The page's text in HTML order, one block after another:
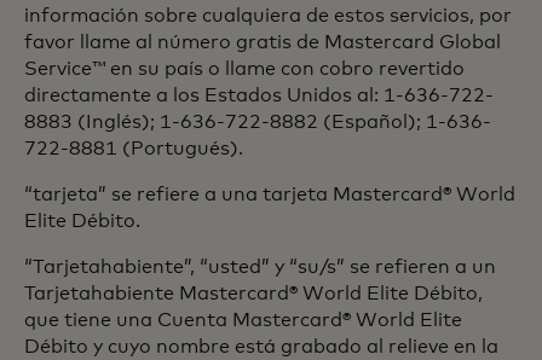
información sobre cualquiera de estos servicios, por
favor llame al número gratis de Mastercard Global
Service™ en su país o llame con cobro revertido
directamente a los Estados Unidos al: 1-636-722-
8883 (Inglés); 1-636-722-8882 (Español); 1-636-
722-8881 (Portugués).
“tarjeta” se refiere a una tarjeta Mastercard® World
Elite Débito.
“Tarjetahabiente”, “usted” y “su/s” se refieren a un
Tarjetahabiente Mastercard® World Elite Débito,
que tiene una Cuenta Mastercard® World Elite
Débito y cuyo nombre está grabado al relieve en la